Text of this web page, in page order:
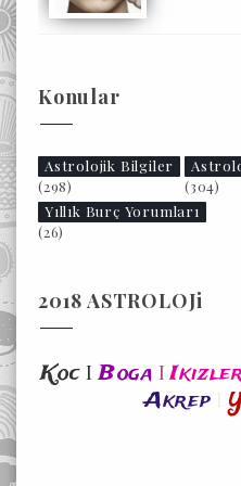
Konular
Astrolojik Bilgiler
(298)
(304)
Yıllık Burç Yorumları
(26)
2018 ASTROLOJi
Koc I Boga I
Akrep